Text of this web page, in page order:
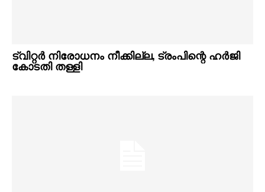
ട്വിറ്റർ നിരോധനം നീക്കില്ല, ട്രംപിന്റെ ഹർജി
കോടതി തള്ളി